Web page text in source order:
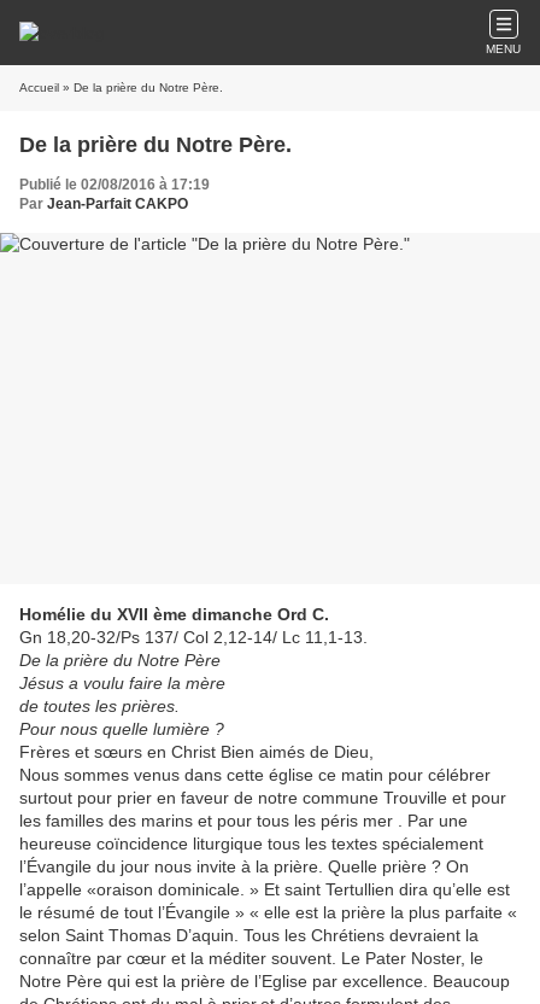
MENU
Accueil » De la prière du Notre Père.
De la prière du Notre Père.
Publié le 02/08/2016 à 17:19
Par Jean-Parfait CAKPO
Homélie du XVII ème dimanche Ord C.
Gn 18,20-32/Ps 137/ Col 2,12-14/ Lc 11,1-13.
De la prière du Notre Père
Jésus a voulu faire la mère
de toutes les prières.
Pour nous quelle lumière ?
Frères et sœurs en Christ Bien aimés de Dieu,
Nous sommes venus dans cette église ce matin pour célébrer
surtout pour prier en faveur de notre commune Trouville et pour
les familles des marins et pour tous les péris mer . Par une
heureuse coïncidence liturgique tous les textes spécialement
l’Évangile du jour nous invite à la prière. Quelle prière ? On
l’appelle «oraison dominicale. » Et saint Tertullien dira qu’elle est
le résumé de tout l’Évangile » « elle est la prière la plus parfaite «
selon Saint Thomas D’aquin. Tous les Chrétiens devraient la
connaître par cœur et la méditer souvent. Le Pater Noster, le
Notre Père qui est la prière de l’Eglise par excellence. Beaucoup